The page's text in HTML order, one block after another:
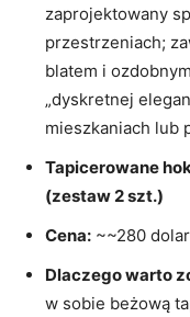
zaprojektowany
przestrzeniach;
blatem i
„dyskretnej
mieszkaniach lub
Tapicerowane
(zestaw 2 szt.)
Cena: ~~280
Dlaczego warto
w sobie beżową